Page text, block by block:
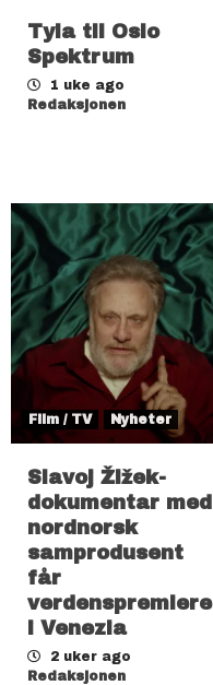
Tyla til Oslo
Spektrum
1 uke ago
Redaksjonen
Film / TV Nyheter
Slavoj Žižek-
dokumentar med
nordnorsk
samprodusent
får
verdenspremiere
i Venezia
2 uker ago
Redaksjonen